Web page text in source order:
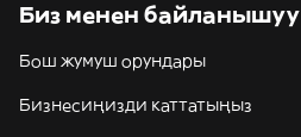
Биз менен байланышуу
Бош жумуш орундары
Бизнесиңизди каттатыңыз